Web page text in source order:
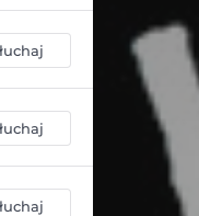
02:34
01:32
03:24
02:05